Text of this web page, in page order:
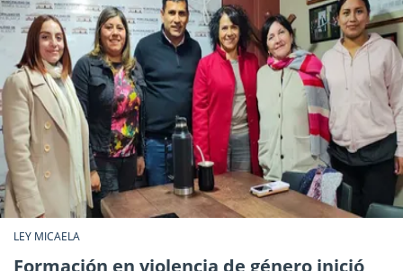
LEY MICAELA
Formación en violencia de género inició